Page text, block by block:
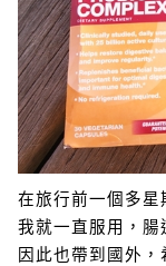
在旅行前一個多星
我就一直服用，腸
因此也帶到國外